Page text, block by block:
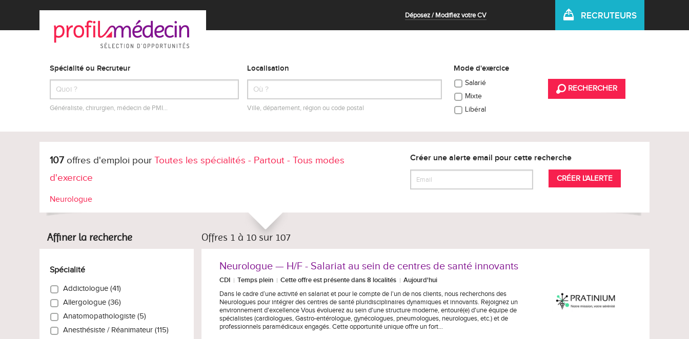
Déposez / Modifiez votre CV RECRUTEURS
Spécialité ou Recruteur
Généraliste, chirurgien, médecin de PMI…
Localisation
Ville, département, région ou code postal
Mode d'exercice
Salarié
Mixte
Libéral
RECHERCHER
107 offres d'emploi pour Toutes les spécialités - Partout - Tous modes
d'exercice
Neurologue
Créer une alerte email pour cette recherche
CRÉER L'ALERTE
Affiner la recherche Offres 1 à 10 sur 107
Spécialité
Addictologue (41)
Allergologue (36)
Anatomopathologiste (5)
Anesthésiste / Réanimateur (115)
Neurologue — H/F - Salariat au sein de centres de santé innovants
CDI Temps plein Cette offre est présente dans 8 localités
Aujourd'hui
Dans le cadre d’une activité en salariat et pour le compte de l'un de nos clients, nous recherchons des
Neurologues pour intégrer des centres de santé pluridisciplinaires dynamiques et innovants. Rejoignez un
environnement d'excellence Vous évoluerez au sein d'une structure moderne, entouré(e) d'une équipe de
spécialistes (cardiologues, Gastro-entérologue, gynécologues, pneumologues, neurologues, etc.) et de
professionnels paramédicaux engagés. Cette opportunité unique offre un fort…